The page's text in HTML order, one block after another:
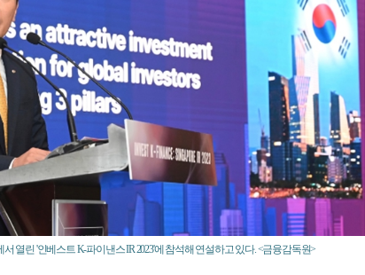
열린 '인베스트 K-파이낸스 IR 2023'에 참석해 연설하고 있다. <금융감독원>